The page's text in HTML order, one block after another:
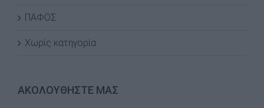
ΠΑΦΟΣ
Χωρίς κατηγορία
ΑΚΟΛΟΥΘΗΣΤΕ ΜΑΣ